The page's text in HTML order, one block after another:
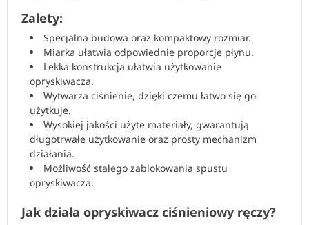
Zalety:
Specjalna budowa oraz kompaktowy rozmiar.
Miarka ułatwia odpowiednie proporcje płynu.
Lekka konstrukcja ułatwia użytkowanie
opryskiwacza.
Wytwarza ciśnienie, dzięki czemu łatwo się go
użytkuje.
Wysokiej jakości użyte materiały, gwarantują
długotrwałe użytkowanie oraz prosty mechanizm
działania.
Możliwość stałego zablokowania spustu
opryskiwacza.
Jak działa opryskiwacz ciśnieniowy ręczy?